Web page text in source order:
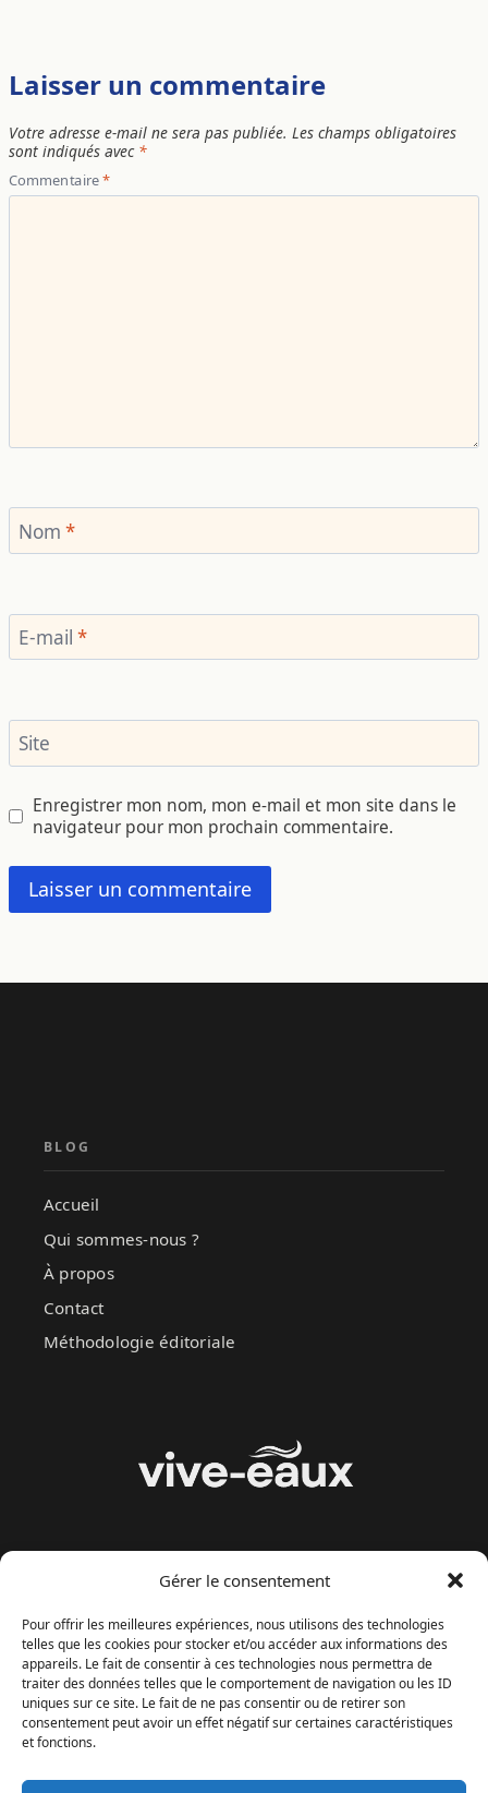
Gérer le consentement
Pour offrir les meilleures expériences, nous utilisons des technologies
telles que les cookies pour stocker et/ou accéder aux informations des
appareils. Le fait de consentir à ces technologies nous permettra de
traiter des données telles que le comportement de navigation ou les ID
uniques sur ce site. Le fait de ne pas consentir ou de retirer son
consentement peut avoir un effet négatif sur certaines caractéristiques
et fonctions.
Laisser un commentaire
Votre adresse e-mail ne sera pas publiée. Les champs obligatoires
sont indiqués avec *
Commentaire*
Nom *
E-mail *
Site
Enregistrer mon nom, mon e-mail et mon site dans le
navigateur pour mon prochain commentaire.
BLOG
Accueil
Qui sommes-nous ?
À propos
Contact
Méthodologie éditoriale
Politique de confidentialité
Mentions legales
À propos
Méthodologie éditoriale